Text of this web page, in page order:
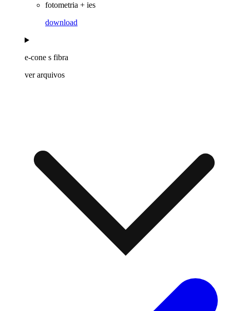
fotometria + ies
download
e-cone s fibra
ver arquivos